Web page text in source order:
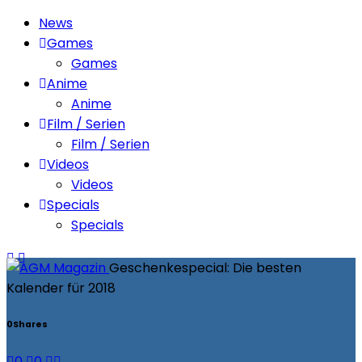
News
Games
Games
Anime
Anime
Film / Serien
Film / Serien
Videos
Videos
Specials
Specials
Geschenkespecial: Die besten
Kalender für 2018
0Shares